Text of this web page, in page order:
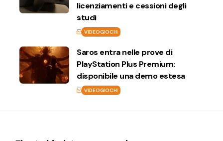
licenziamenti e cessioni degli
studi
VIDEOGIOCHI
Saros entra nelle prove di
PlayStation Plus Premium:
disponibile una demo estesa
VIDEOGIOCHI